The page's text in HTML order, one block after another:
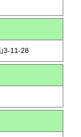
3-11-28